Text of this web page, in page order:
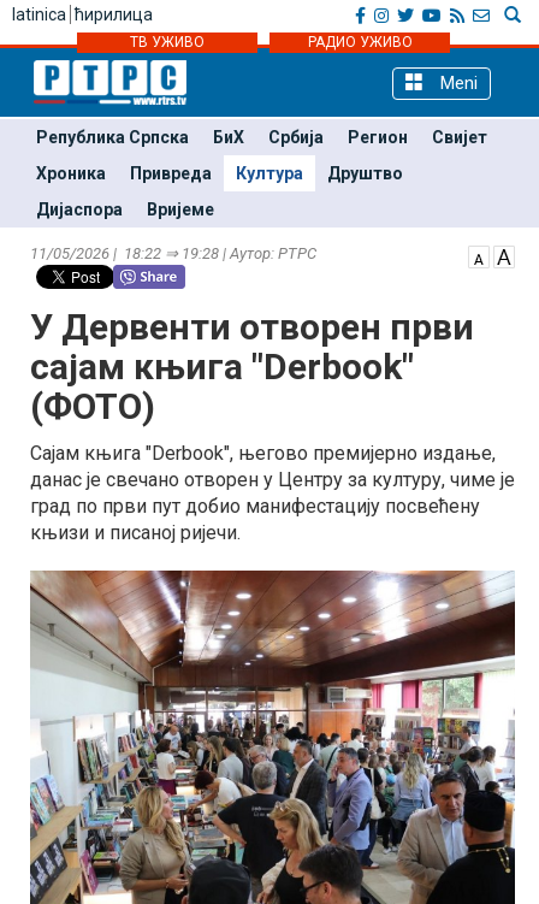
latinica ћирилица
ТВ УЖИВО РАДИО УЖИВО
Meni
Република Српска БиХ Србија Регион
Свијет
Хроника
Привреда Култура
Друштво
Дијаспора
Вријеме
11/05/2026 | 18:22 ⇒ 19:28 | Аутор: РТРС
У Дервенти отворен први
сајам књига "Derbook"
(ФОТО)
Сајам књига "Derbook", његово премијерно издање,
данас је свечано отворен у Центру за културу, чиме је
град по први пут добио манифестацију посвећену
књизи и писаној ријечи.